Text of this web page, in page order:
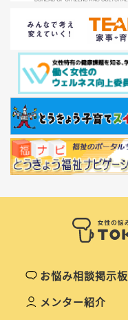
お悩み相談掲示板
メンター紹介